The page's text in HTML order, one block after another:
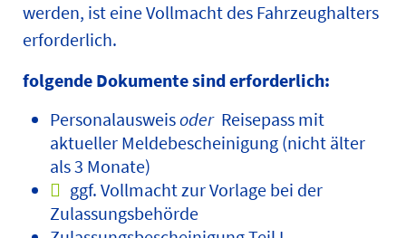
werden, ist eine Vollmacht des Fahrzeughalters
erforderlich.
folgende Dokumente sind erforderlich:
PersonalausweisoderReisepass mit
aktueller Meldebescheinigung (nicht älter
als 3 Monate)
ggf. Vollmacht zur Vorlage bei der
Zulassungsbehörde